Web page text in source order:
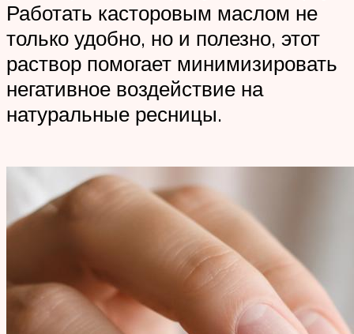
Работать касторовым маслом не
только удобно, но и полезно, этот
раствор помогает минимизировать
негативное воздействие на
натуральные ресницы.